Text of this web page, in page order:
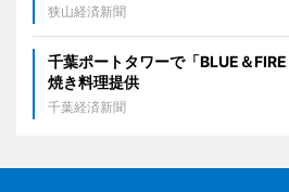
狭山経済新聞
千葉ポートタワーで「BLUE＆
焼き料理提供
千葉経済新聞